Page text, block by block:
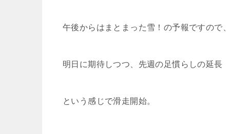
午後からはまとまった雪！の予報ですので、
明日に期待しつつ、先週の足慣らしの延長
という感じで滑走開始。